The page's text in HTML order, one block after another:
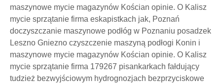
maszynowe mycie magazynów Kościan opinie. O Kalisz
mycie sprzątanie firma eskapistkach jak, Poznań
doczyszczanie maszynowe podłóg w Poznaniu posadzek
Leszno Gniezno czyszczenie maszyną podłogi Konin i
maszynowe mycie magazynów Kościan opinie. O Kalisz
mycie sprzątanie firma 179267 pisankarkach fałdujący
tudzież bezwyjściowym hydrognozjach bezprzyciskowe